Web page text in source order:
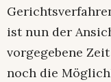
ist nun der
vorgegebene
noch die